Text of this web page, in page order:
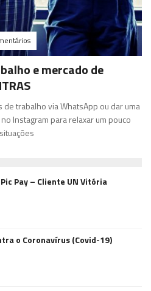
e mercado de
trabalho via WhatsApp ou dar uma
Instagram para relaxar um pouco
Pay – Cliente UN Vitória
o Coronavírus (Covid-19)